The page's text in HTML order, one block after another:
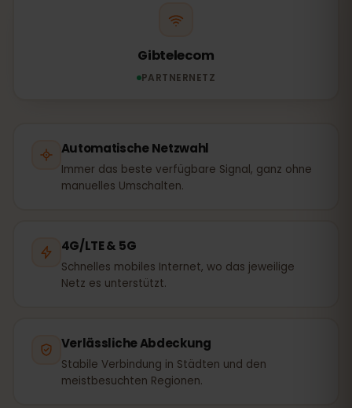
Gibtelecom
PARTNERNETZ
Automatische Netzwahl
Immer das beste verfügbare Signal, ganz ohne
manuelles Umschalten.
4G/LTE & 5G
Schnelles mobiles Internet, wo das jeweilige
Netz es unterstützt.
Verlässliche Abdeckung
Stabile Verbindung in Städten und den
meistbesuchten Regionen.